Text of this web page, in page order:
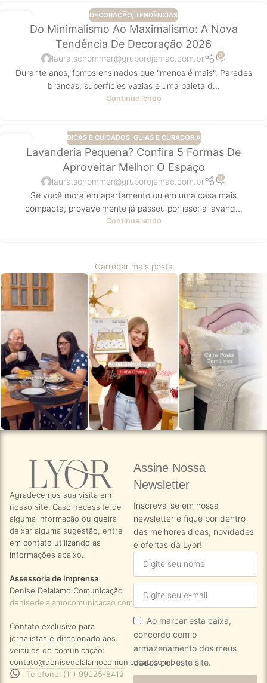
DECORAÇÃO TENDÊNCIAS
Do Minimalismo Ao Maximalismo: A Nova
Tendência De Decoração 2026
laura.schommer@gruporojemac.com.br 0
Durante anos, fomos ensinados que "menos é mais". Paredes
brancas, superfícies vazias e uma paleta d...
Continue lendo
DICAS E CUIDADOS, GUIAS E CURADORIA
Lavanderia Pequena? Confira 5 Formas De
Aproveitar Melhor O Espaço
laura.schommer@gruporojemac.com.br 0
Se você mora em apartamento ou em uma casa mais
compacta, provavelmente já passou por isso: a lavand...
Continue lendo
Carregar mais posts
Agradecemos sua visita em
nosso site. Caso necessite de
alguma informação ou queira
deixar alguma sugestão, entre
em contato utilizando as
informações abaixo.
Assessoria de Imprensa
Denise Delalamo Comunicação
denisedelalamocomunicacao.com.br
Contato exclusivo para
jornalistas e direcionado aos
veículos de comunicação:
contato@denisedelalamocomunicacao.com.br
Telefone: (11) 99025-8412
Assine Nossa
Newsletter​
Inscreva-se em nossa
newsletter e fique por dentro
das melhores dicas, novidades
e ofertas da Lyor!
Ao marcar esta caixa,
concordo com o
armazenamento dos meus
dados por este site.